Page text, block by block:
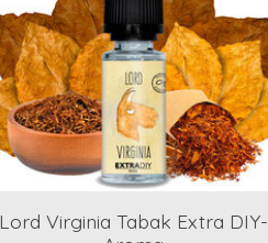
Lord Virginia Tabak Extra DIY-